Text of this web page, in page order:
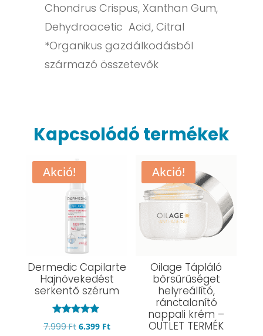
Chondrus Crispus, Xanthan Gum,
Dehydroacetic Acid, Citral
*Organikus gazdálkodásból
származó összetevők
Kapcsolódó termékek
Akció!
Dermedic Capilarte
Hajnövekedést
serkentő szérum
Értékelés:
5.00
7.999Ft Original
6.399 FtCurrent
Akció!
Oilage Tápláló
bőrsűrűséget
helyreállító,
ránctalanító
nappali krém –
OUTLET TERMÉK